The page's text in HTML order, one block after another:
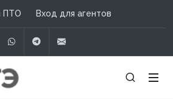
ПТО Вход для агентов
WhatsAppTelegram